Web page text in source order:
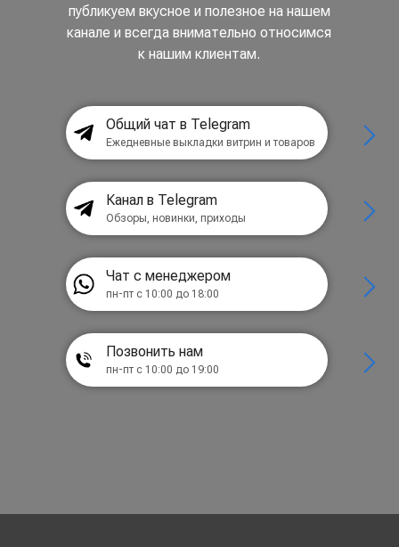
публикуем вкусное и полезное на нашем
канале и всегда внимательно относимся
к нашим клиентам.
Общий чат в Telegram
Ежедневные выкладки витрин и товаров
Канал в Telegram
Обзоры, новинки, приходы
Чат с менеджером
пн-пт с 10:00 до 18:00
Позвонить нам
пн-пт с 10:00 до 19:00